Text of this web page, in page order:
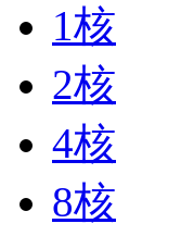
1核
2核
4核
8核